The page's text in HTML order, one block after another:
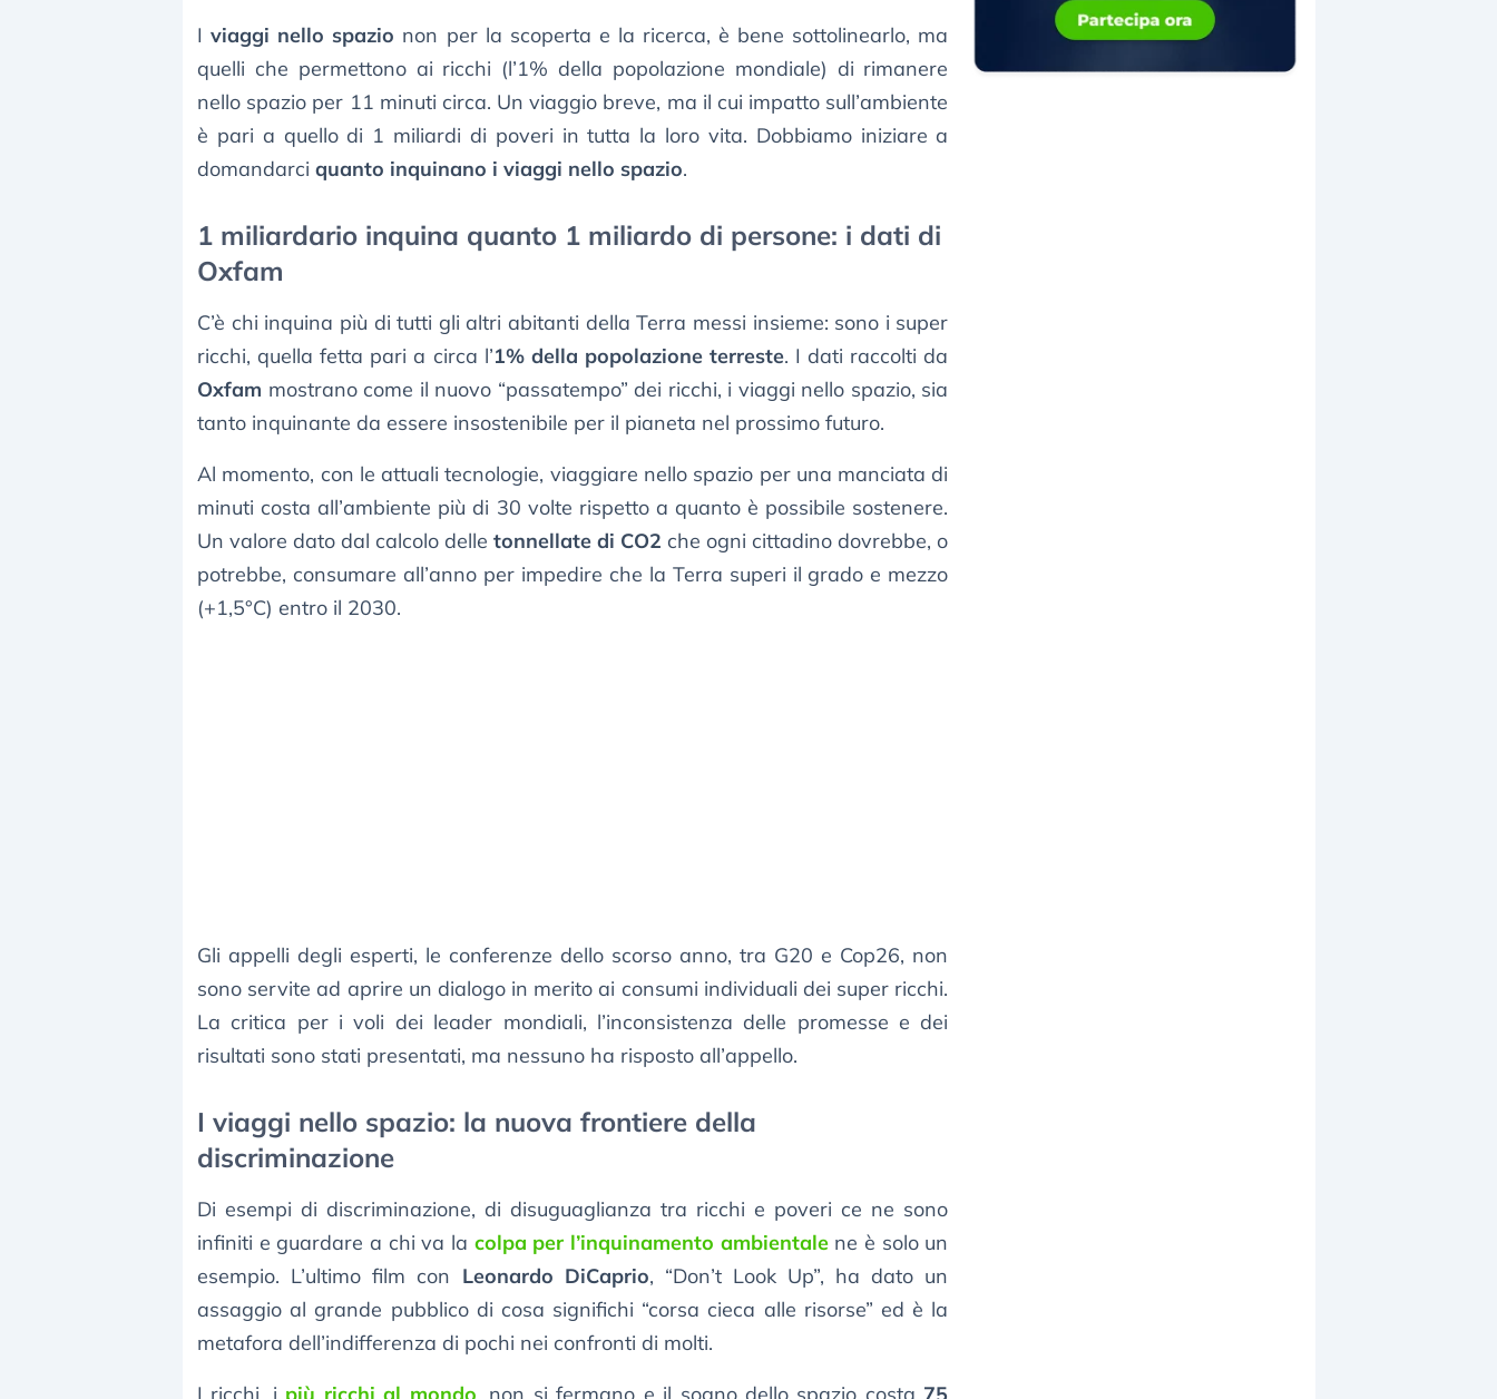
Iviaggi nello spazio non per la scoperta e la ricerca, è bene sottolinearlo, ma
quelli che permettono ai ricchi (l’1% della popolazione mondiale) di rimanere
nello spazio per 11 minuti circa. Un viaggio breve, ma il cui impatto sull’ambiente
è pari a quello di 1 miliardi di poveri in tutta la loro vita. Dobbiamo iniziare a
domandarci quanto inquinano i viaggi nello spazio.
1 miliardario inquina quanto 1 miliardo di persone: i dati di
Oxfam
C’è chi inquina più di tutti gli altri abitanti della Terra messi insieme: sono i super
ricchi, quella fetta pari a circa l’1% della popolazione terreste. I dati raccolti da
Oxfam mostrano come il nuovo “passatempo” dei ricchi, i viaggi nello spazio, sia
tanto inquinante da essere insostenibile per il pianeta nel prossimo futuro.
Al momento, con le attuali tecnologie, viaggiare nello spazio per una manciata di
minuti costa all’ambiente più di 30 volte rispetto a quanto è possibile sostenere.
Un valore dato dal calcolo delletonnellate di CO2 che ogni cittadino dovrebbe, o
potrebbe, consumare all’anno per impedire che la Terra superi il grado e mezzo
(+1,5°C) entro il 2030.
Gli appelli degli esperti, le conferenze dello scorso anno, tra G20 e Cop26, non
sono servite ad aprire un dialogo in merito ai consumi individuali dei super ricchi.
La critica per i voli dei leader mondiali, l’inconsistenza delle promesse e dei
risultati sono stati presentati, ma nessuno ha risposto all’appello.
I viaggi nello spazio: la nuova frontiere della
discriminazione
Di esempi di discriminazione, di disuguaglianza tra ricchi e poveri ce ne sono
infiniti e guardare a chi va la colpa per l’inquinamento ambientalene è solo un
esempio. L’ultimo film con Leonardo DiCaprio, “Don’t Look Up”, ha dato un
assaggio al grande pubblico di cosa significhi “corsa cieca alle risorse” ed è la
metafora dell’indifferenza di pochi nei confronti di molti.